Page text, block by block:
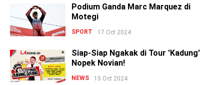
Podium Ganda Marc Marquez di
Motegi
SPORT 17 Oct 2024
Siap-Siap Ngakak di Tour 'Kadung'
Nopek Novian!
NEWS 15 Oct 2024